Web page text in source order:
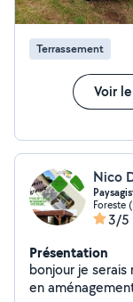
Terrassement
Voir
Nico
Foreste
3/5
Présentation
bonjour je serais ravie de vous apporté mon expérience
en